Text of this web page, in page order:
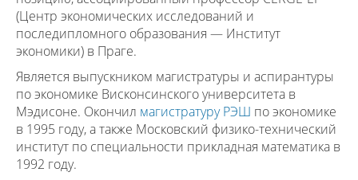
(Центр экономических исследований и
последипломного образования — Институт
экономики) в Праге.
Является выпускником магистратуры и аспирантуры
по экономике Висконсинского университета в
Мэдисоне. Окончил магистратуру РЭШ по экономике
в 1995 году, а также Московский физико-технический
институт по специальности прикладная математика в
1992 году.